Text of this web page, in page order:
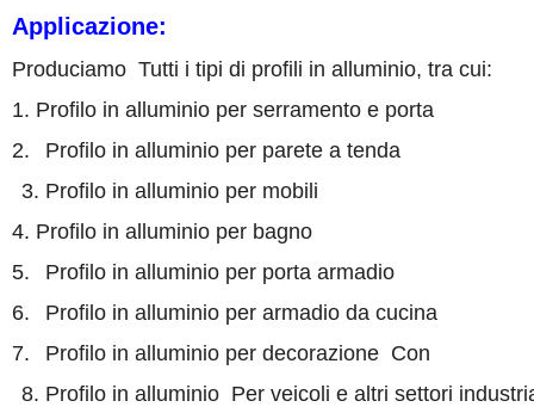
Applicazione:
ProduciamoTutti i tipi di profili in alluminio, tra cui:
1. Profilo in alluminio per serramento e porta
2.
Profilo in alluminio per parete a tenda
3. Profilo in alluminio per mobili
4. Profilo in alluminio perbagno
5.
Profilo in alluminio per porta armadio
6.
Profilo in alluminio per armadio da cucina
7. Profilo in alluminio per decorazioneCon
8. Profilo in alluminioPerveicoli e altri settori